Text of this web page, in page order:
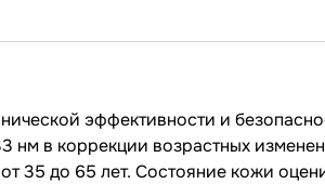
эффективности и
нм в коррекции возрастных
35 до 65 лет. Состояние кожи